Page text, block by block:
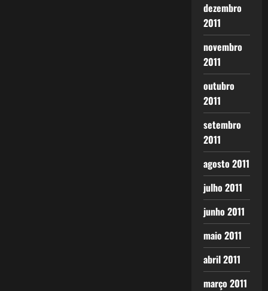
dezembro
2011
novembro
2011
outubro
2011
setembro
2011
agosto 2011
julho 2011
junho 2011
maio 2011
abril 2011
março 2011